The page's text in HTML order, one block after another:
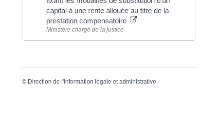
capital à une rente allouée au titre de la
prestation compensatoire
Ministère chargé de la justice
© Direction de l'information légale et administrative